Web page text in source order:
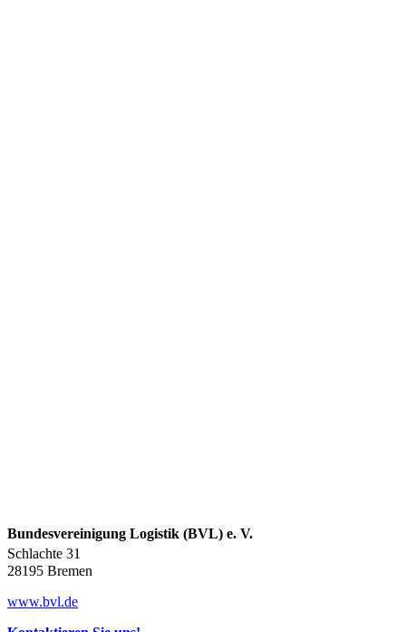
Bundesvereinigung Logistik (BVL) e. V.
Schlachte 31
28195 Bremen
www.bvl.de